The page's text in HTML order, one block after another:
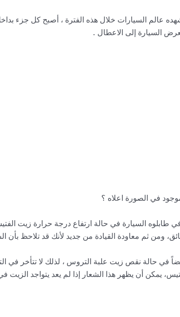
عالم السيارات خلال هذه الفترة ، أصبح كل جزء
السيارة إلى الاعطال .
في الصورة اعلاه ؟
طابلوه السيارة في حالة ارتفاع درجة حرارة زيت
في حالة نقص زيت علبة التروس ، لذلك لا تتأخر في
يمكن أن يظهر هذا الشعار إذا لم يعد يتواجد الزيت